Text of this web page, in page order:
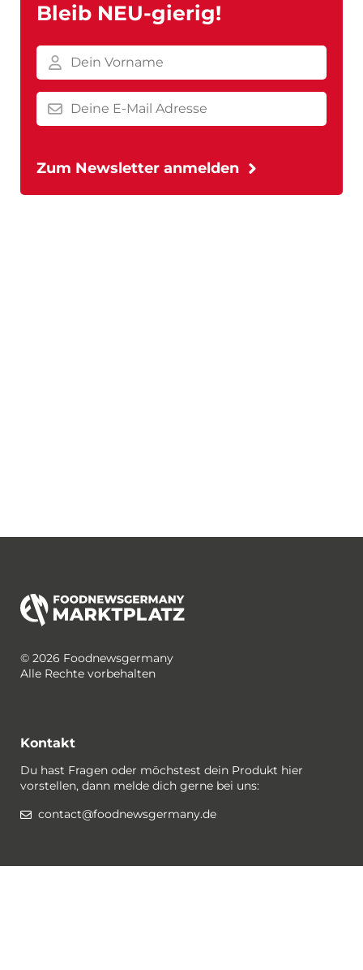
Bleib NEU-gierig!
© 2026 Foodnewsgermany
Alle Rechte vorbehalten
Kontakt
Du hast Fragen oder möchstest dein Produkt hier
vorstellen, dann melde dich gerne bei uns:
contact@foodnewsgermany.de